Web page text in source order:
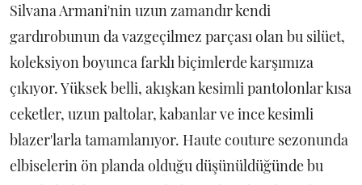
Silvana Armani'nin uzun zamandır kendi
gardırobunun da vazgeçilmez parçası olan bu silüet,
koleksiyon boyunca farklı biçimlerde karşımıza
çıkıyor. Yüksek belli, akışkan kesimli pantolonlar kısa
ceketler, uzun paltolar, kabanlar ve ince kesimli
blazer'larla tamamlanıyor. Haute couture sezonunda
elbiselerin ön planda olduğu düşünüldüğünde bu